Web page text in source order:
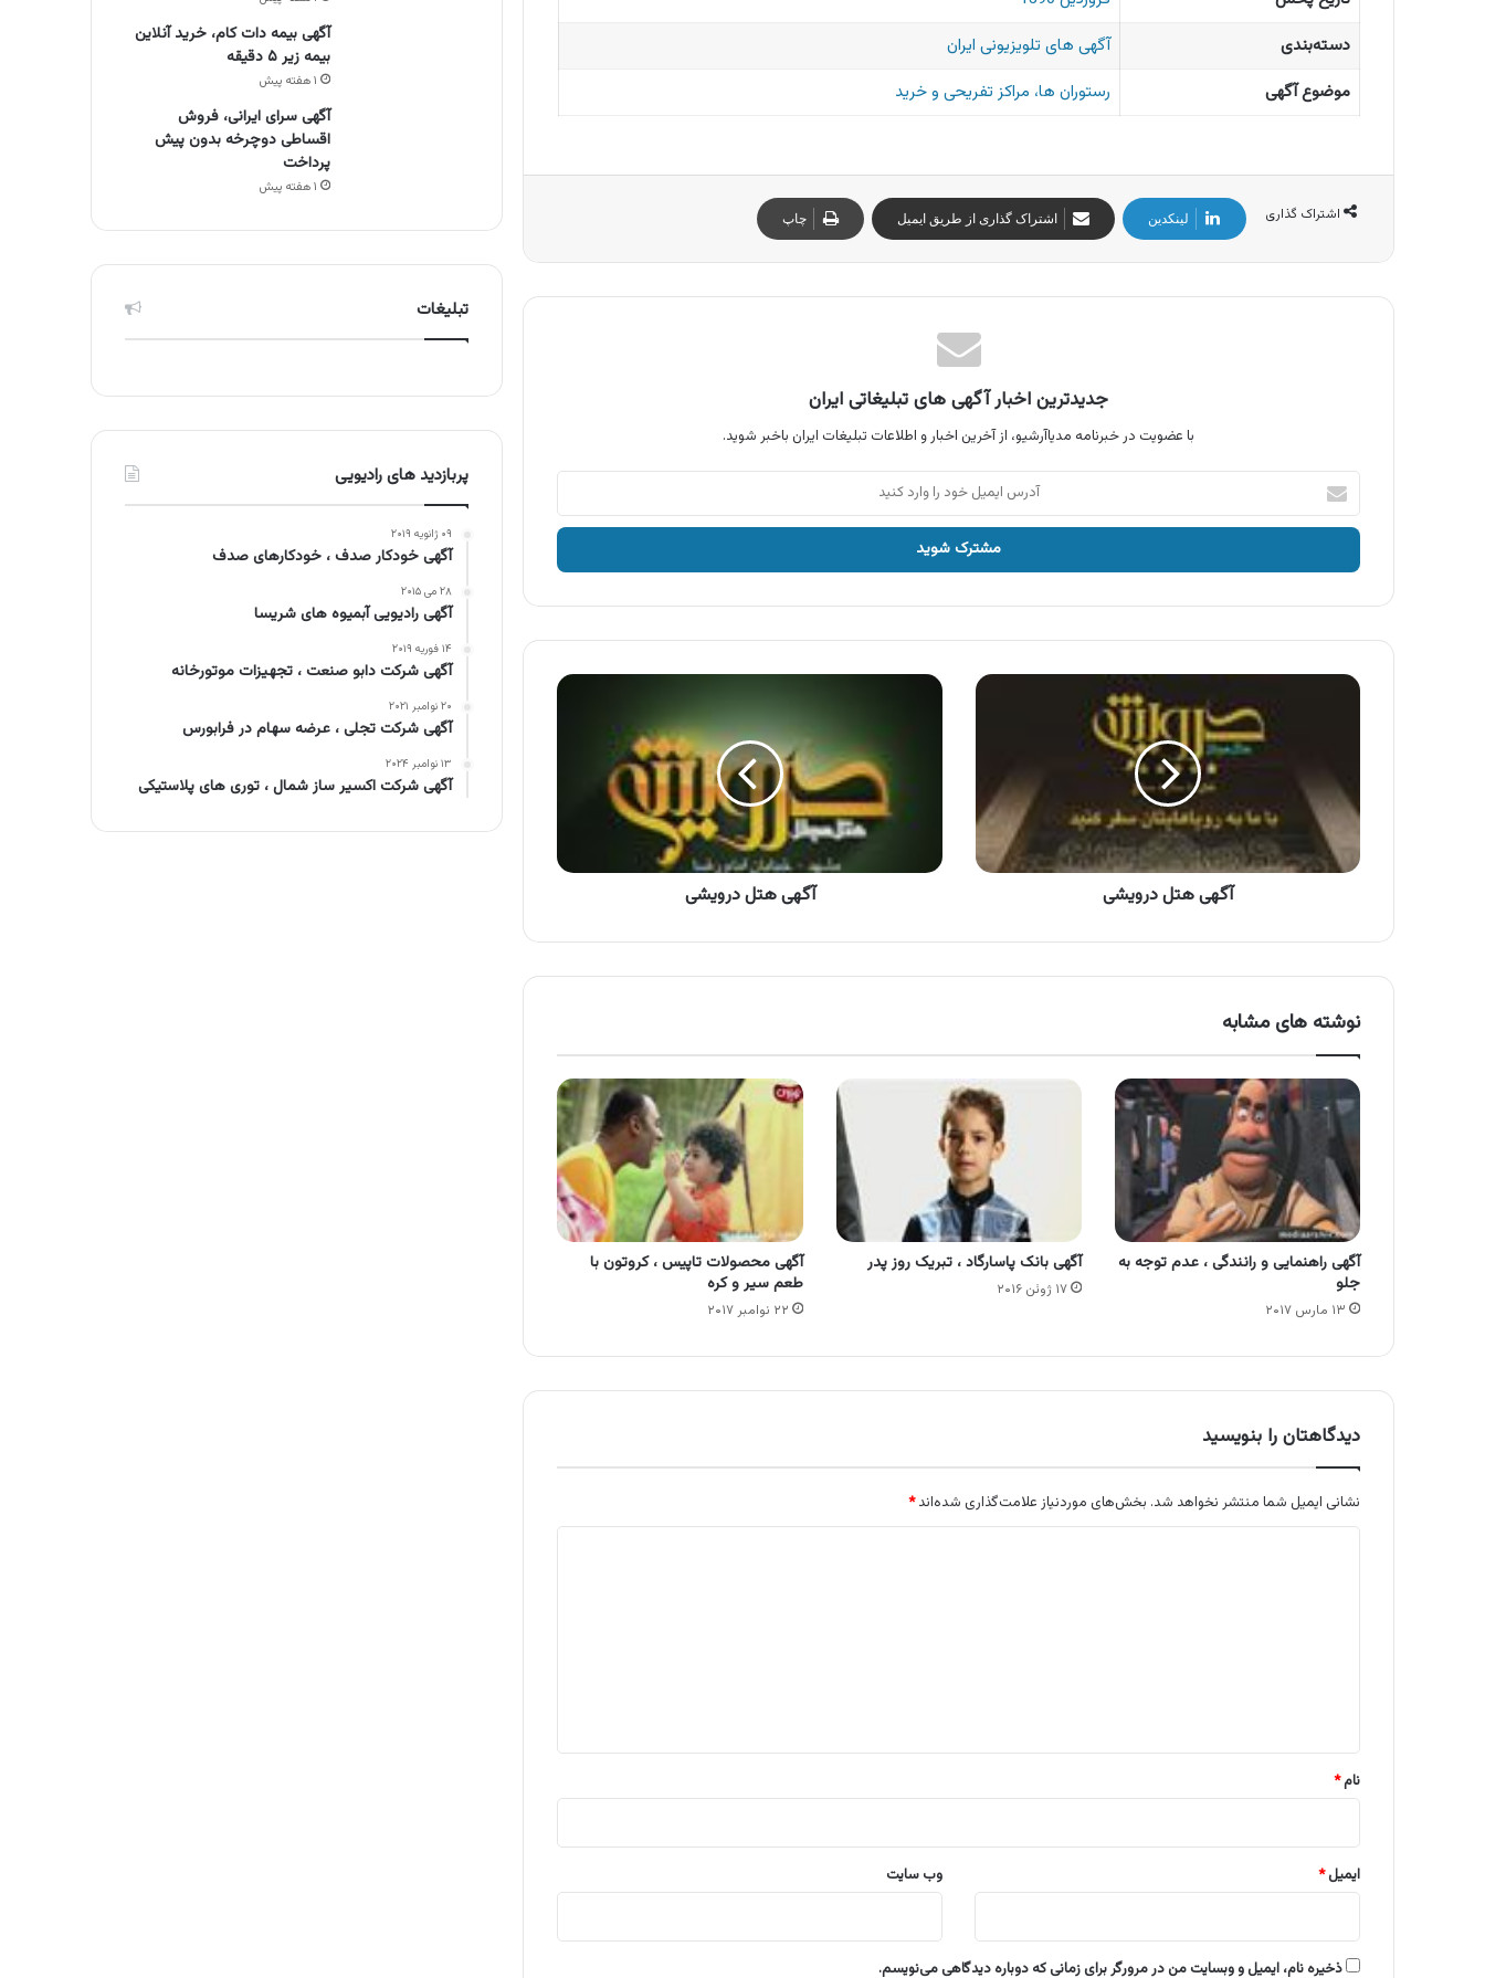
دسته‌بندی
آگهی های تلویزیونی ایران
موضوع آگهی
رستوران ها، مراکز تفریحی و خرید
اشتراک گذاری لینکدین اشتراک گذاری از طریق ایمیل چاپ
جدیدترین اخبار آگهی های تبلیغاتی ایران
با عضویت در خبرنامه مدیاآرشیو، از آخرین اخبار و اطلاعات تبلیغات ایران باخبر شوید.
آدرس
ایمیل
خود
وارد
آگهی
آگهی هتل درویشی
آگهی
آگهی هتل درویشی
نوشته های مشابه
آگهی راهنمایی و رانندگی ، عدم توجه به
جلو
۱۳ مارس ۲۰۱۷
آگهی بانک پاسارگاد ، تبریک روز پدر
۱۷ ژوئن ۲۰۱۶
آگهی محصولات تاپیس ، کروتون با
طعم سیر و کره
۲۲ نوامبر ۲۰۱۷
دیدگاهتان را بنویسید
نشانی ایمیل شما منتشر نخواهد شد. بخش‌های موردنیاز علامت‌گذاری شده‌اند*
نام*
ایمیل* وب‌ سایت
ذخیره نام، ایمیل و وبسایت من در مرورگر برای زمانی که دوباره دیدگاهی می‌نویسم.
آگهی بیمه دات کام، خرید آنلاین
بیمه زیر ۵ دقیقه
۱ هفته پیش
آگهی سرای ایرانی، فروش
اقساطی دوچرخه بدون پیش
پرداخت
۱ هفته پیش
تبلیغات
پربازدید های رادیویی
۰۹ ژانویه ۲۰۱۹
آگهی خودکار صدف ، خودکارهای صدف
۲۸ می ۲۰۱۵
آگهی رادیویی آبمیوه های شریسا
۱۴ فوریه ۲۰۱۹
آگهی شرکت دابو صنعت ، تجهیزات موتورخانه
۲۰ نوامبر ۲۰۲۱
آگهی شرکت تجلی ، عرضه سهام در فرابورس
۱۳ نوامبر ۲۰۲۴
آگهی شرکت اکسیر ساز شمال ، توری های پلاستیکی